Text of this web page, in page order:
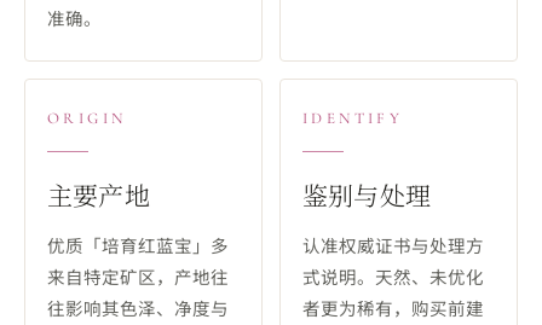
准确。
ORIGIN
主要产地
优质「培育红蓝宝」多
来自特定矿区，产地往
往影响其色泽、净度与
IDENTIFY
鉴别与处理
认准权威证书与处理方
式说明。天然、未优化
者更为稀有，购买前建